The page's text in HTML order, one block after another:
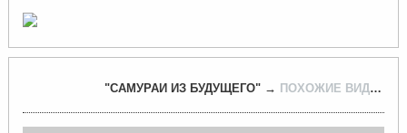
"САМУРАИ ИЗ БУДУЩЕГО" → ПОХОЖИЕ ВИДЕО РОЛИКИ